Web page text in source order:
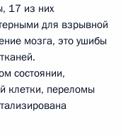
17 из них
для взрывной
мозга, это ушибы
состоянии,
клетки, переломы